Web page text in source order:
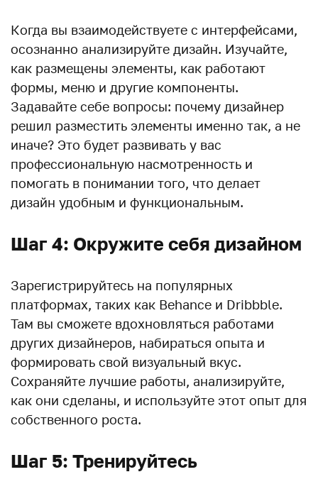
Когда вы взаимодействуете с интерфейсами,
осознанно анализируйте дизайн. Изучайте,
как размещены элементы, как работают
формы, меню и другие компоненты.
Задавайте себе вопросы: почему дизайнер
решил разместить элементы именно так, а не
иначе? Это будет развивать у вас
профессиональную насмотренность и
помогать в понимании того, что делает
дизайн удобным и функциональным.
Шаг 4: Окружите себя дизайном
Зарегистрируйтесь на популярных
платформах, таких как Behance и Dribbble.
Там вы сможете вдохновляться работами
других дизайнеров, набираться опыта и
формировать свой визуальный вкус.
Сохраняйте лучшие работы, анализируйте,
как они сделаны, и используйте этот опыт для
собственного роста.
Шаг 5: Тренируйтесь